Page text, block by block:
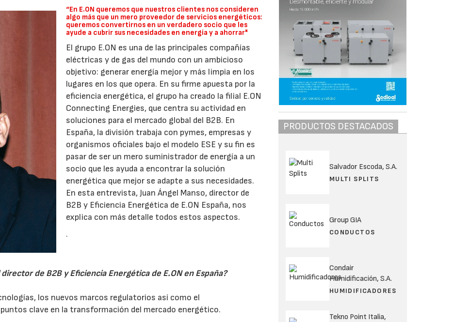
“En E.ON queremos que nuestros clientes nos consideren
algo más que un mero proveedor de servicios energéticos:
queremos convertirnos en un verdadero socio que les
ayude a cubrir sus necesidades en energía y a ahorrar"
El grupo E.ON es una de las principales compañías
eléctricas y de gas del mundo con un ambicioso
objetivo: generar energía mejor y más limpia en los
lugares en los que opera. En su firme apuesta por la
eficiencia energética, el grupo ha creado la filial E.ON
Connecting Energies, que centra su actividad en
soluciones para el mercado global del B2B. En
España, la división trabaja con pymes, empresas y
organismos oficiales bajo el modelo ESE y su fin es
pasar de ser un mero suministrador de energía a un
socio que les ayuda a encontrar la solución
energética que mejor se adapte a sus necesidades.
En esta entrevista, Juan Ángel Manso, director de
B2B y Eficiencia Energética de E.ON España, nos
explica con más detalle todos estos aspectos.
.
de B2B y Eficiencia Energética de E.ON en España?
los nuevos marcos regulatorios así como el
clave en la transformación del mercado energético.
PRODUCTOS DESTACADOS
Salvador Escoda, S.A.
MULTI SPLITS
Group GIA
CONDUCTOS
Condair
Humidificación, S.A.
HUMIDIFICADORES
Tekno Point Italia,